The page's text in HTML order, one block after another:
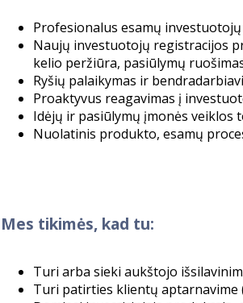
Profesionalus esamų
Naujų investuotojų registracijos
kelio peržiūra, pasiūlymų
Ryšių palaikymas ir
Proaktyvus reagavimas į
Idėjų ir pasiūlymų įmonės veiklos
Nuolatinis produkto, esamų
Mes tikimės, kad tu:
Turi arba sieki aukštojo
Turi patirties klientų aptarnavime